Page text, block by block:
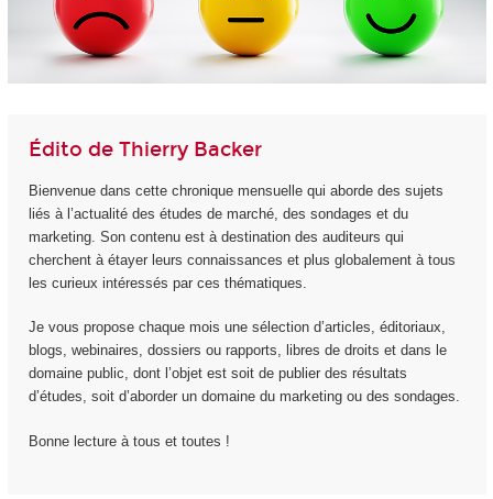
Édito de Thierry Backer
Bienvenue dans cette chronique mensuelle qui aborde des sujets
liés à l’actualité des études de marché, des sondages et du
marketing. Son contenu est à destination des auditeurs qui
cherchent à étayer leurs connaissances et plus globalement à tous
les curieux intéressés par ces thématiques.
Je vous propose chaque mois une sélection d’articles, éditoriaux,
blogs, webinaires, dossiers ou rapports, libres de droits et dans le
domaine public, dont l’objet est soit de publier des résultats
d’études, soit d’aborder un domaine du marketing ou des sondages.
Bonne lecture à tous et toutes !